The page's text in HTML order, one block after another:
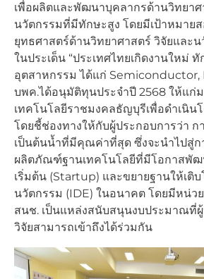
เพื่อผลิตและพัฒนาบุคลากรด้านวิทยาศ
นวัตกรรมที่มีทักษะสูง โดยมีเป้าหมาย
ยุทธศาสตร์ด้านวิทยาศาสตร์ วิจัยและ
ในประเด็น “ประเทศไทยเกิดงานใหม่
อุตสาหกรรม ได้แก่ Semiconductor,
บพค.ได้อนุมัติทุนประจำปี 2568 ให้แก่
เทคโนโลยีราชมงคลธัญบุรีเพื่อดำเนิน
โดยชี้ช่องทางให้กับผู้ประกอบการว่า
เป็นต้นน้ำที่มีคุณค่าที่สุด ซึ่งจะนำไปสู่ก
ผลิตภัณฑ์ฐานเทคโนโลยีที่มีโอกาสพัฒ
เริ่มต้น (Startup) และขยายฐานให้เติ
นวัตกรรม (IDE) ในอนาคต โดยมีหน่ว
สนช. เป็นแหล่งสนับสนุนงบประมาณที่
วิจัยสามารถเข้าถึงได้ร่วมกัน